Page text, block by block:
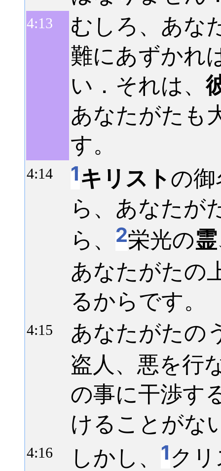
4:13
むしろ、あな
難にあずかれ
い．それは、
あなたがたも
す。
4:14 1キリストの
ら、あなたが
ら、
2栄光の霊
あなたがたの
るからです。
4:15
あなたがたの
盗人、悪を行
の事に干渉す
けることがな
4:16 しかし、 1ク